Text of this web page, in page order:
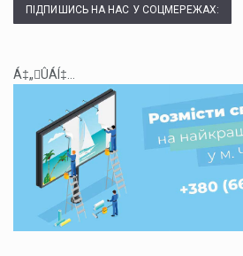
ПІДПИШИСЬ НА НАС У СОЦМЕРЕЖАХ:
Á‡„ÛÁÍ‡...